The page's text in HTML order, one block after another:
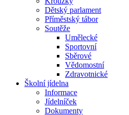
Dětský parlament
Příměstský tábor
Soutěže
Umělecké
Sportovní
Sběrové
Vědomostní
Zdravotnické
Školní jídelna
Informace
Jídelníček
Dokumenty